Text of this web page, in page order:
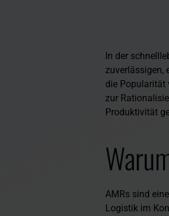
In der
zuverlässigen,
die Popularität
zur
Produktivität
AMRs sind
Logistik im